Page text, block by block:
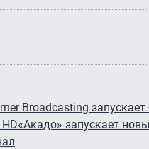
Broadcasting
«Акадо» запускает